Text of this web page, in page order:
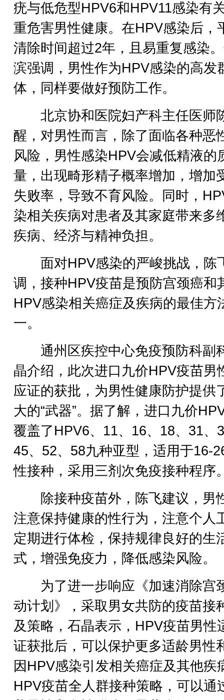
疣与低危型HPV6和HPV11感染有
重危害男性健康。在HPV感染后，
清除时间超过2年，且易重复感染
滨强调，男性作为HPV感染的高发
体，同样要做好预防工作。
北京协和医院妇产科主任医师
醒，对男性而言，除了面临各种恶
风险，男性感染HPV会减低精液的
量，出现畸形精子概率增加，增加
失败率，导致不育风险。同时，
染相关疾病对患者及其家庭带来多
疾病、经济与精神负担。
面对HPV感染的严峻挑战，陈
调，接种HPV疫苗是预防宫颈癌和
HPV感染相关癌症及疾病的最佳方
一。
通州区疾控中心免疫预防科副
晶介绍，此次进口九价HPV疫苗男
应证的获批，为男性健康防护提供
大的“武器”。据了解，进口九价
覆盖了HPV6、11、16、18、31、
45、52、58九种亚型，适用于16-
性接种，采用三剂次免疫接种程序
除接种疫苗外，陈飞建议，男
注意保持健康的性行为，注意个人
定期进行体检，保持规律良好的生
式，增强免疫力，降低感染风险。
为了进一步响应《加速消除宫
动计划》，采取男女共防的疫苗接
及策略，石晶表示，HPV疫苗男性
证获批后，可以保护更多适龄男性
因HPV感染引发相关癌症及其他疾
HPV疫苗全人群接种策略，可以通